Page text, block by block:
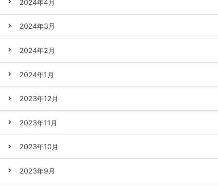
2024年4月
2024年3月
2024年2月
2024年1月
2023年12月
2023年11月
2023年10月
2023年9月